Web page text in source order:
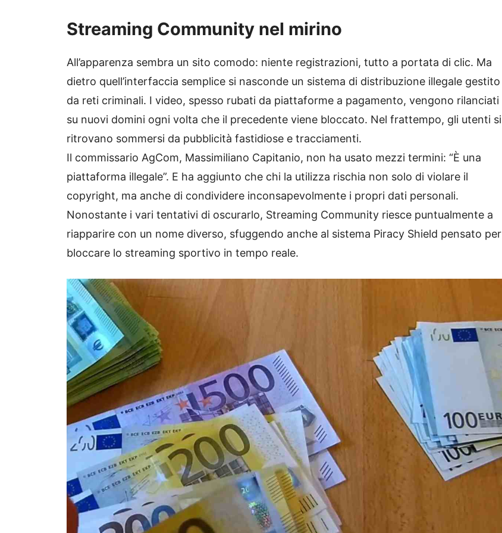
Streaming Community nel mirino
All’apparenza sembra un sito comodo: niente registrazioni, tutto a portata di clic. Ma
dietro quell’interfaccia semplice si nasconde un sistema di distribuzione illegale gestito
da reti criminali. I video, spesso rubati da piattaforme a pagamento, vengono rilanciati
su nuovi domini ogni volta che il precedente viene bloccato. Nel frattempo, gli utenti si
ritrovano sommersi da pubblicità fastidiose e tracciamenti.
Il commissario AgCom, Massimiliano Capitanio, non ha usato mezzi termini: “È una
piattaforma illegale”. E ha aggiunto che chi la utilizza rischia non solo di violare il
copyright, ma anche di condividere inconsapevolmente i propri dati personali.
Nonostante i vari tentativi di oscurarlo, Streaming Community riesce puntualmente a
riapparire con un nome diverso, sfuggendo anche al sistema Piracy Shield pensato per
bloccare lo streaming sportivo in tempo reale.